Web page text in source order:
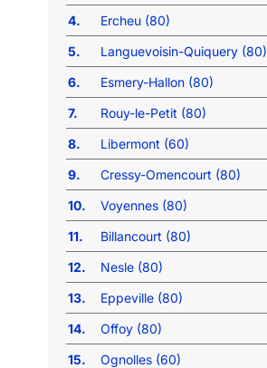
4.
Ercheu (80)
5.
Languevoisin-Quiquery (80)
6.
Esmery-Hallon (80)
7.
Rouy-le-Petit (80)
8.
Libermont (60)
9.
Cressy-Omencourt (80)
10.
Voyennes (80)
11.
Billancourt (80)
12.
Nesle (80)
13.
Eppeville (80)
14.
Offoy (80)
15.
Ognolles (60)